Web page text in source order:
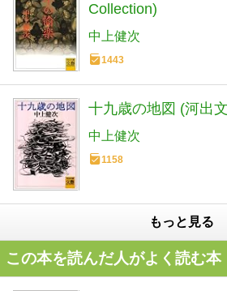
Collection)
中上健次
1443
十九歳の地図 (河出
中上健次
1158
もっと見る
この本を読んだ人がよく読む本